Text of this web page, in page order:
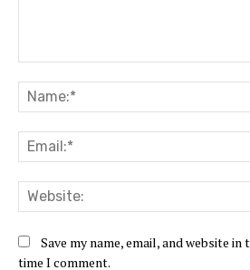
Save my name, email, and website
time I comment.